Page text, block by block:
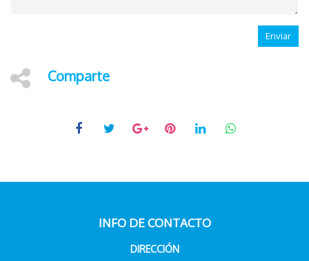
Enviar
Comparte
INFO DE CONTACTO
DIRECCIÓN